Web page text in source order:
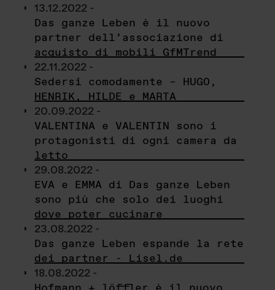
13.12.2022 -
Das ganze Leben è il nuovo
partner dell’associazione di
acquisto di mobili GfMTrend
22.11.2022 -
Sedersi comodamente – HUGO,
HENRIK, HILDE e MARTA
20.09.2022 -
VALENTINA e VALENTIN sono i
protagonisti di ogni camera da
letto
29.08.2022 -
EVA e EMMA di Das ganze Leben
sono più che solo dei luoghi
dove poter cucinare
23.08.2022 -
Das ganze Leben espande la rete
dei partner - Lisel.de
18.08.2022 -